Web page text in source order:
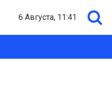
6 Августа, 11:41